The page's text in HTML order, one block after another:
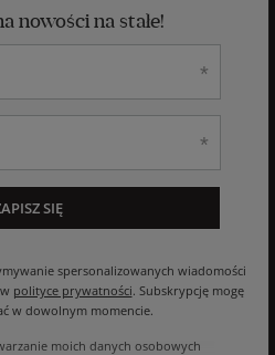
nowości na stałe!
spersonalizowanych wiadomości
polityce prywatności. Subskrypcję mogę
w dowolnym momencie.
moich danych osobowych
SIĘ